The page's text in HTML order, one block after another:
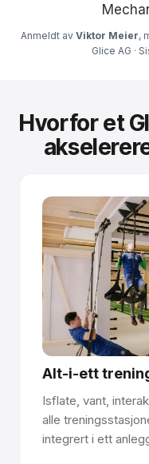
Anmeldt av Viktor Meier,
Glice AG ·
Hvorfor et
Alt-i-ett
Isflate, vant,
alle
integrert i ett